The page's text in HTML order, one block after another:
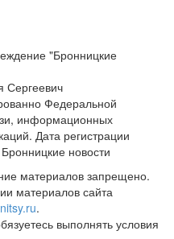
"Бронницкие
Сергеевич
Федеральной
информационных
Дата регистрации
новости
материалов запрещено.
материалов сайта
.
выполнять условия